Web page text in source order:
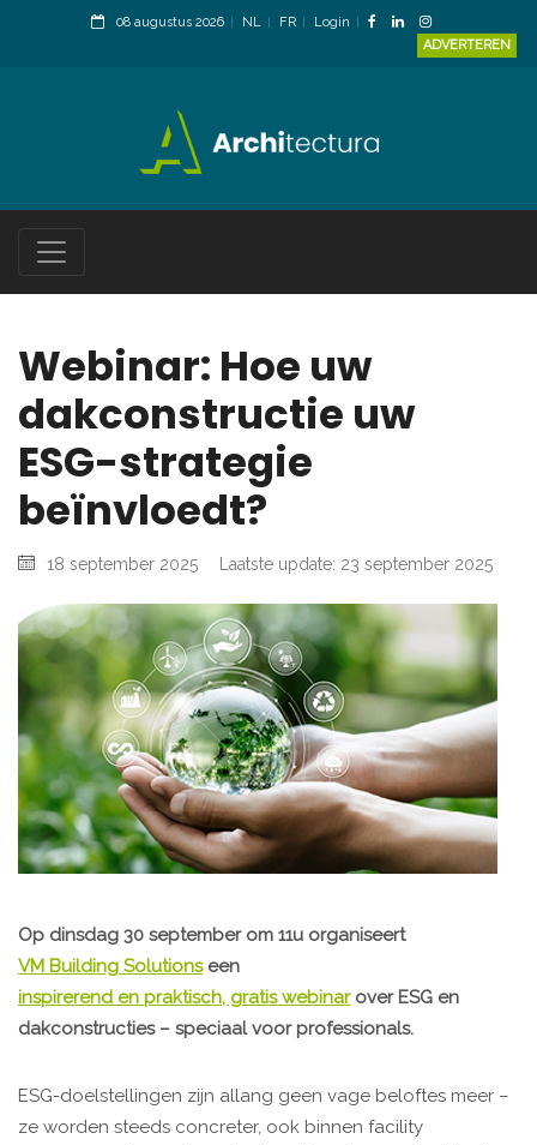
08 augustus 2026 NL FR
Login
ADVERTEREN
Webinar: Hoe uw
dakconstructie uw
ESG-strategie
beïnvloedt?
18 september 2025 Laatste update: 23 september 2025
Op dinsdag 30 september om 11u organiseert
VM Building Solutionseen
inspirerend en praktisch, gratis webinarover ESG en
dakconstructies – speciaal voor professionals.
ESG-doelstellingen zijn allang geen vage beloftes meer –
ze worden steeds concreter, ook binnen facility